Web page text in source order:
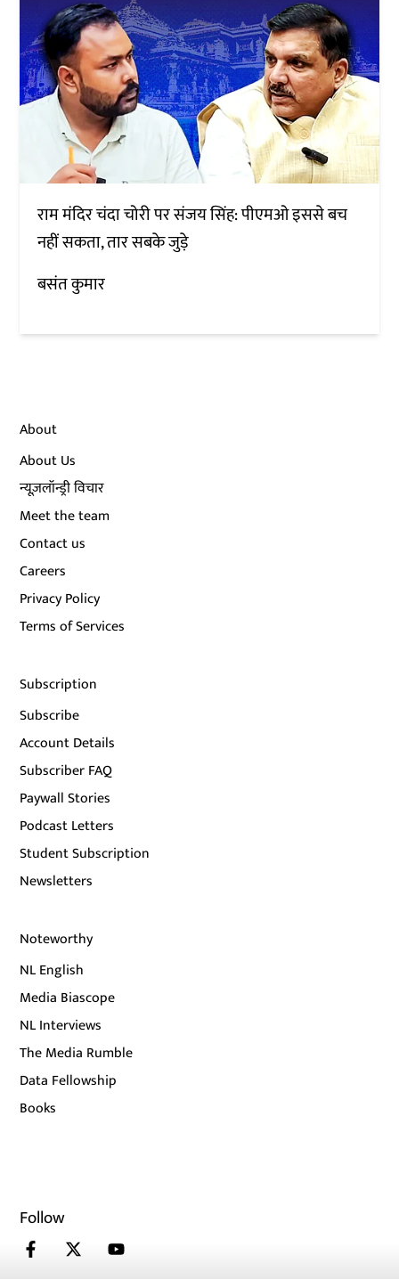
राम मंदिर चंदा चोरी पर संजय सिंह: पीएमओ इससे बच
नहीं सकता, तार सबके जुड़े
बसंत कुमार
About
About Us
न्यूज़लॉन्ड्री विचार
Meet the team
Contact us
Careers
Privacy Policy
Terms of Services
Subscription
Subscribe
Account Details
Subscriber FAQ
Paywall Stories
Podcast Letters
Student Subscription
Newsletters
Noteworthy
NL English
Media Biascope
NL Interviews
The Media Rumble
Data Fellowship
Books
Follow